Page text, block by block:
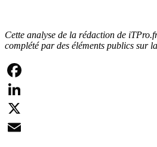
Cette analyse de la rédaction de
complété par des éléments publics sur
Facebook
LinkedIn
X